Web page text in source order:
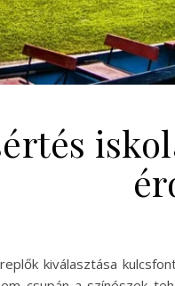
kiválasztása